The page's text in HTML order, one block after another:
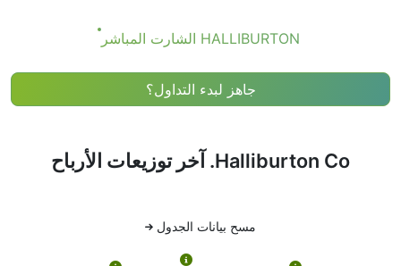
بمكافأة على امتلاك أسهمها. ليست كل الشركات تقدم توزيعات
أرباح، لكن Halliburton Co. تفعل ذلك، رغم أنها معروفة أكثر
تاريخ التوزيعات ليس مجرد تاريخ واحد — بل هناك عدة تواريخ
أساسية تشكل الجدول الزمني للتوزيعات. وإليك معنى كل واحد
توزيعات أرباح. وتوضح الشركة للجمهور كم ستدفع لكل سهم
HALLIBURTON الشارت المباشر
جاهز لبدء التداول؟
Halliburton Co. آخر توزيعات الأرباح
مسح بيانات الجدول